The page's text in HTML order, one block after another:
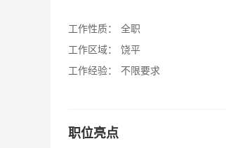
工作性质：
全职
工作区域：
饶平
工作经验：
不限要求
职位亮点